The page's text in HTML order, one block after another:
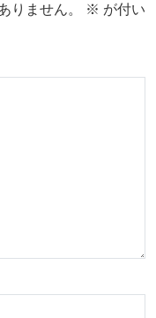
りません。 ※ が付い